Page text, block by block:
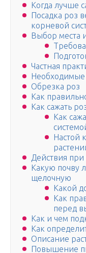
Когда лучше
Посадка роз
корневой
Выбор места
Частная
Необходимые
Обрезка роз
Как
Как сажать
Как
Настой
Действия
Какую почву
щелочную
Какой
Как
перед
Как и чем
Как
Описание
Повышение